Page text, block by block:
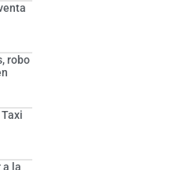
robo
a la